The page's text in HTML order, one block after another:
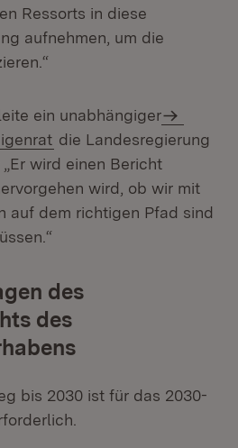
Ressorts in diese
aufnehmen, um die
ein unabhängiger
die Landesregierung
wird einen Bericht
wird, ob wir mit
auf dem richtigen Pfad sind
des
des
bis 2030 ist für das 2030-